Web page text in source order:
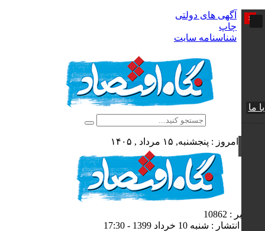
آگهی های دولتی
چاپ
شناسنامه سایت
x
ما
امروز : پنجشنبه, ۱۵ مرداد , ۱۴۰۵
کد خبر : 10862
تاریخ انتشار : شنبه 10 خرداد 1399 - 17:30